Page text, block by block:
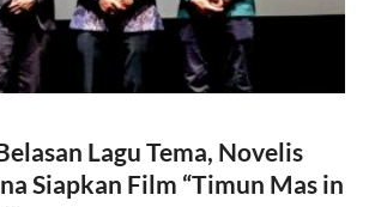
Lagu Tema, Novelis
Siapkan Film “Timun Mas in